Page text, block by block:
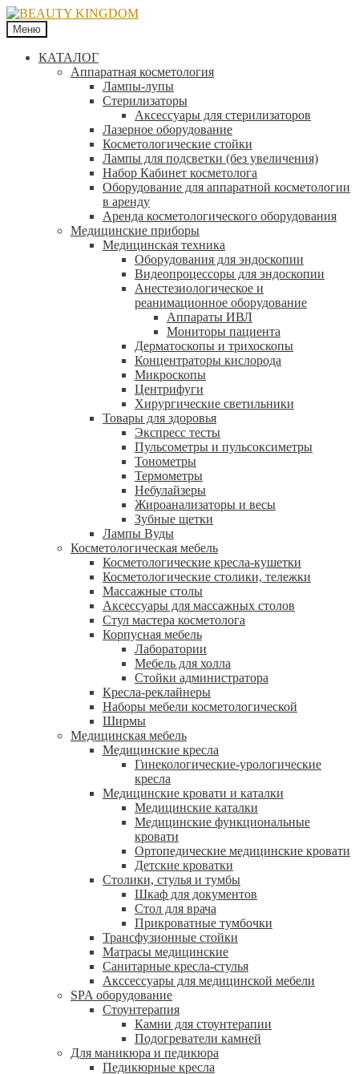
Меню
КАТАЛОГ
Аппаратная косметология
Лампы-лупы
Стерилизаторы
Аксессуары для стерилизаторов
Лазерное оборудование
Косметологические стойки
Лампы для подсветки (без увеличения)
Набор Кабинет косметолога
Оборудование для аппаратной косметологии
в аренду
Аренда косметологического оборудования
Медицинские приборы
Медицинская техника
Оборудования для эндоскопии
Видеопроцессоры для эндоскопии
Анестезиологическое и
реанимационное оборудование
Аппараты ИВЛ
Мониторы пациента
Дерматоскопы и трихоскопы
Концентраторы кислорода
Микроскопы
Центрифуги
Xирургические светильники
Товары для здоровья
Экспресс тесты
Пульсометры и пульсоксиметры
Тонометры
Термометры
Небулайзеры
Жироанализаторы и весы
Зубные щетки
Лампы Вуды
Косметологическая мебель
Косметологические кресла-кушетки
Косметологические столики, тележки
Массажные столы
Аксессуары для массажных столов
Стул мастера косметолога
Корпусная мебель
Лаборатории
Мебель для холла
Стойки администратора
Кресла-реклайнеры
Наборы мебели косметологической
Ширмы
Медицинская мебель
Медицинские кресла
Гинекологические-урологические
кресла
Медицинские кровати и каталки
Медицинские каталки
Медицинские функциональные
кровати
Ортопедические медицинские кровати
Детские кроватки
Столики, стулья и тумбы
Шкаф для документов
Стол для врача
Прикроватные тумбочки
Трансфузионные стойки
Матрасы медицинские
Санитарные кресла-стулья
Акссессуары для медицинской мебели
SPA оборудование
Стоунтерапия
Камни для стоунтерапии
Подогреватели камней
Для маникюра и педикюра
Педикюрные кресла